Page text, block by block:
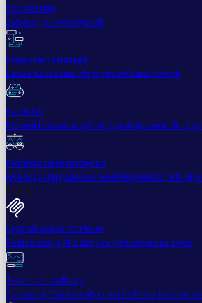
Backtesting
Zobacz, jak byś wypadł
Projektant strategii
Łatwe tworzenie algorytmów handlowych
Handel AI
Pozwól botowi uczyć się i podejmować
Profesjonalne narzędzia
Wykorzystaj rynkowe nieefektywności lub
Więcej
Cryptohopper MCPNEW
Połącz swoją AI z danymi rynkowymi na żywo
Terminal handlowy
Zarządzaj Twoim całym portfelem z jednego